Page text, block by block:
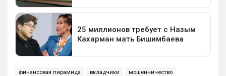
финансовая пирамида вкладчики мошенничество